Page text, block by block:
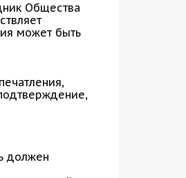
Общества
может быть
должен